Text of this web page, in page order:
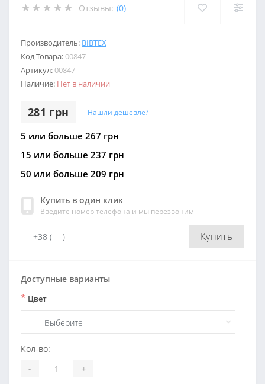
Отзывы: (0)
Производитель: BIBTEX
Код Товара:00847
Артикул:00847
Наличие: Нет в наличии
281 грн Нашли дешевле?
5 или больше 267 грн
15 или больше 237 грн
50 или больше 209 грн
Купить в один клик
Введите номер телефона и мы перезвоним
Купить
Доступные варианты
* Цвет
Кол-во:
- +